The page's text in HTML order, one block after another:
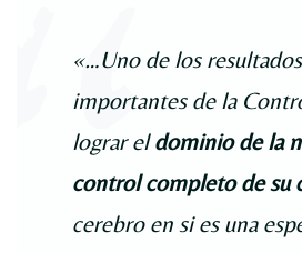
«…Uno de los
importantes de la
lograr eldominio de la
control completo de su
cerebro en si es una